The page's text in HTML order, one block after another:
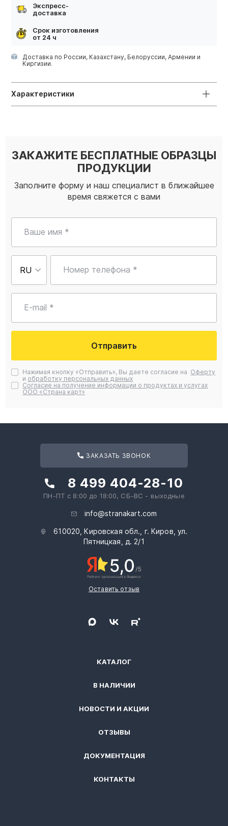
Экспресс-
доставка
Срок изготовления
от 24 ч
Доставка по России, Казахстану, Белоруссии, Армении и
Киргизии.
Характеристики
ЗАКАЖИТЕ БЕСПЛАТНЫЕ ОБРАЗЦЫ
ПРОДУКЦИИ
Заполните форму и наш специалист в ближайшее
время свяжется с вами
Ваше имя *
Номер телефона *
E-mail *
Отправить
Нажимая кнопку «Отправить», Вы даете согласие на Оферту
и обработку персональных данных
Согласие на получение информации о продуктах и услугах
ООО «Страна карт»
КАТАЛОГ
В НАЛИЧИИ
НОВОСТИ И АКЦИИ
ОТЗЫВЫ
ДОКУМЕНТАЦИЯ
КОНТАКТЫ
ЗАКАЗАТЬ ЗВОНОК
8 499 404-28-10
ПН-ПТ с 8:00 до 18:00, СБ-ВС - выходные
info@stranakart.com
610020, Кировская обл., г. Киров, ул.
Пятницкая, д. 2/1
Оставить отзыв